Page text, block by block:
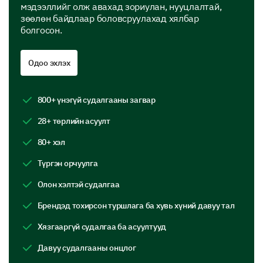
manage them can make all the difference. Let's delve
into your experiences with these emotions.
How often do you experience stress or anxiety?
Daily
Rarely
Please enter your comment here:
мэдээллийг олж авахад зориулан, нууцлалтай,
зөөлөн байдлаар боловсруулахад хялбар
болгосон.
Одоо эхлэх
800+ үнэгүй судалгааны загвар
28+ төрлийн асуулт
80+ хэл
Түргэн орчуулга
Олон хэлтэй судалгаа
Брендэд тохирсон туршлага ба хувь хүний давуу тал
Хязгааргүй судалгаа ба асуултууд
Давуу судалгааны онцлог